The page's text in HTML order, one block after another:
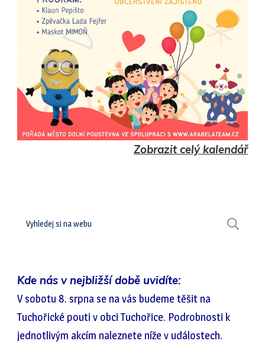
Zobrazit celý kalendář
Kde nás v nejbližší době uvidíte:
V sobotu 8. srpna se na vás budeme těšit na
Tuchořické pouti v obci Tuchořice. Podrobnosti k
jednotlivým akcím naleznete níže v událostech.